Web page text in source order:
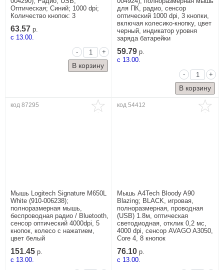
Оптическая; Синий; 1000 dpi;
Количество кнопок: 3
63.57 р.
c 13.00.
-
+
для ПК, радио, сенсор
оптический 1000 dpi, 3 кнопки,
включая колесико-кнопку, цвет
черный, индикатор уровня
заряда батарейки
59.79 р.
c 13.00.
-
+
код 87295
Мышь Logitech Signature M650L
White (910-006238);
полноразмерная мышь,
беспроводная радио / Bluetooth,
сенсор оптический 4000dpi, 5
кнопок, колесо с нажатием,
цвет белый
151.45 р.
c 13.00.
код 54412
Мышь A4Tech Bloody A90
Blazing; BLACK, игровая,
полноразмерная, проводная
(USB) 1.8м, оптическая
светодиодная, отклик 0,2 мс,
4000 dpi, сенсор AVAGO A3050,
Core 4, 8 кнопок
76.10 р.
c 13.00.